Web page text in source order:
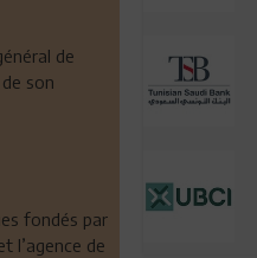
de
son
fondés par
l’agence de